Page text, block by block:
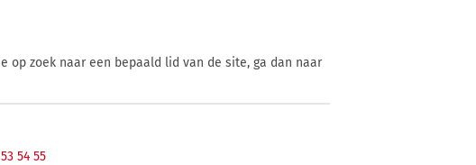
op zoek naar een bepaald lid van de site, ga dan naar
53 54 55